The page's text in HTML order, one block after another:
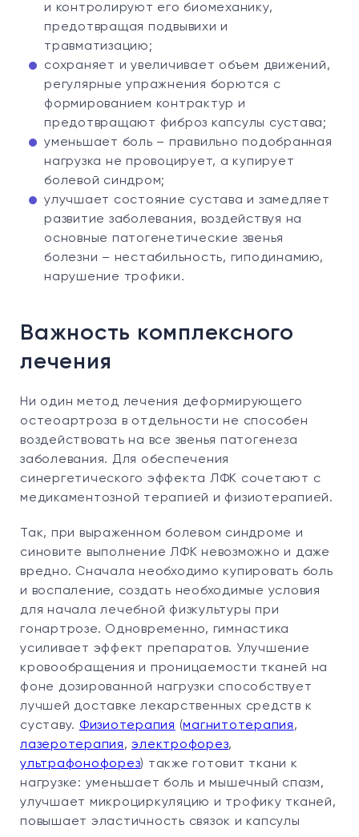
и контролируют его биомеханику,
предотвращая подвывихи и
травматизацию;
сохраняет и увеличивает объем движений,
регулярные упражнения борются с
формированием контрактур и
предотвращают фиброз капсулы сустава;
уменьшает боль – правильно подобранная
нагрузка не провоцирует, а купирует
болевой синдром;
улучшает состояние сустава и замедляет
развитие заболевания, воздействуя на
основные патогенетические звенья
болезни – нестабильность, гиподинамию,
нарушение трофики.
Важность комплексного
лечения
Ни один метод лечения деформирующего
остеоартроза в отдельности не способен
воздействовать на все звенья патогенеза
заболевания. Для обеспечения
синергетического эффекта ЛФК сочетают с
медикаментозной терапией и физиотерапией.
Так, при выраженном болевом синдроме и
синовите выполнение ЛФК невозможно и даже
вредно. Сначала необходимо купировать боль
и воспаление, создать необходимые условия
для начала лечебной физкультуры при
гонартрозе. Одновременно, гимнастика
усиливает эффект препаратов. Улучшение
кровообращения и проницаемости тканей на
фоне дозированной нагрузки способствует
лучшей доставке лекарственных средств к
суставу. Физиотерапия (магнитотерапия,
лазеротерапия,электрофорез,
ультрафонофорез) также готовит ткани к
нагрузке: уменьшает боль и мышечный спазм,
улучшает микроциркуляцию и трофику тканей,
повышает эластичность связок и капсулы